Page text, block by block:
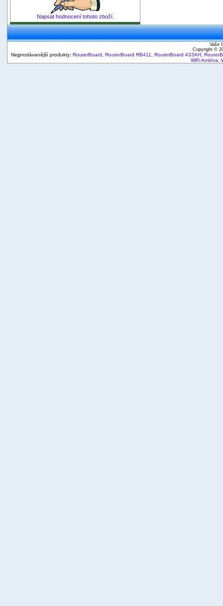
Napsat hodnocení tohoto zboží.
Vaše
Copyright ©
Nejprodávanější produkty: RouterBoard RouterBoard RB411 RouterBoard 433AH
WiFi Anténa